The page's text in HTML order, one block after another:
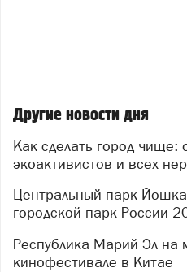
Другие новости дня
Как сделать город чище: онлайн-встреча для
экоактивистов и всех
Центральный парк Йошкар-Олы — лучший
городской парк России
Республика Марий Эл на международном
кинофестивале в Китае